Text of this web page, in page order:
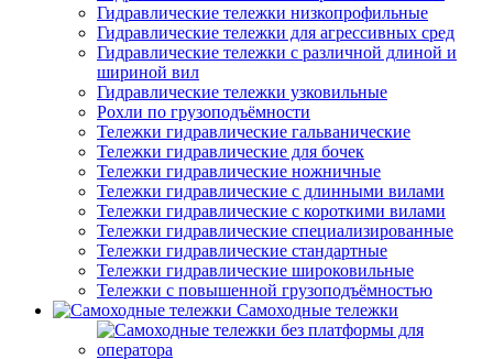
Гидравлические тележки низкопрофильные
Гидравлические тележки для агрессивных сред
Гидравлические тележки с различной длиной и
шириной вил
Гидравлические тележки узковильные
Рохли по грузоподъёмности
Тележки гидравлические гальванические
Тележки гидравлические для бочек
Тележки гидравлические ножничные
Тележки гидравлические с длинными вилами
Тележки гидравлические с короткими вилами
Тележки гидравлические специализированные
Тележки гидравлические стандартные
Тележки гидравлические широковильные
Тележки с повышенной грузоподъёмностью
Самоходные тележки